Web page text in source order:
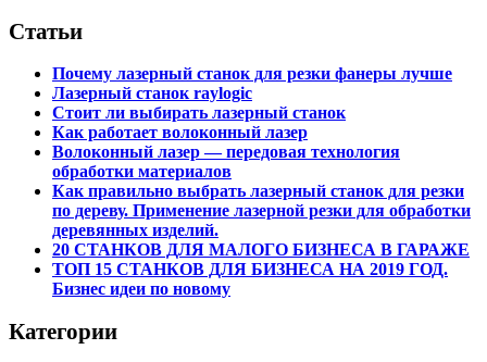
Статьи
Почему лазерный станок для резки фанеры лучше
Лазерный станок raylogic
Стоит ли выбирать лазерный станок
Как работает волоконный лазер
Волоконный лазер — передовая технология
обработки материалов
Как правильно выбрать лазерный станок для резки
по дереву. Применение лазерной резки для обработки
деревянных изделий.
20 СТАНКОВ ДЛЯ МАЛОГО БИЗНЕСА В ГАРАЖЕ
ТОП 15 СТАНКОВ ДЛЯ БИЗНЕСА НА 2019 ГОД.
Бизнес идеи по новому
Категории